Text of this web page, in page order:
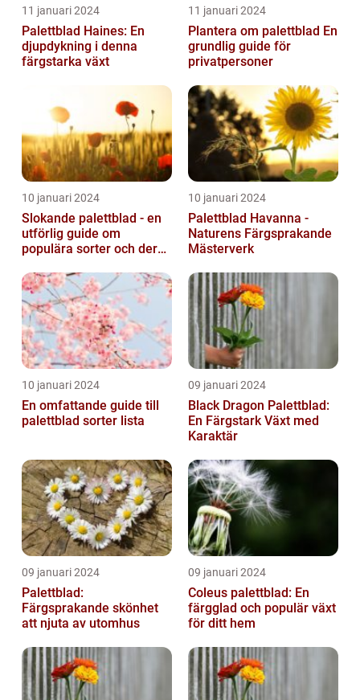
11 januari 2024
Palettblad Haines: En
djupdykning i denna
färgstarka växt
11 januari 2024
Plantera om palettblad En
grundlig guide för
privatpersoner
10 januari 2024
Slokande palettblad - en
utförlig guide om
populära sorter och deras
10 januari 2024
Palettblad Havanna -
Naturens Färgsprakande
Mästerverk
10 januari 2024
En omfattande guide till
palettblad sorter lista
09 januari 2024
Black Dragon Palettblad:
En Färgstark Växt med
Karaktär
09 januari 2024
Palettblad:
Färgsprakande skönhet
att njuta av utomhus
09 januari 2024
Coleus palettblad: En
färgglad och populär växt
för ditt hem